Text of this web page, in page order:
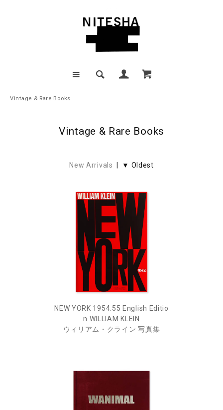
Vintage & Rare Books
Vintage & Rare Books
New Arrivals | ▼ Oldest
NEW YORK 1954.55 English Editio
n WILLIAM KLEIN
ウィリアム・クライン 写真集